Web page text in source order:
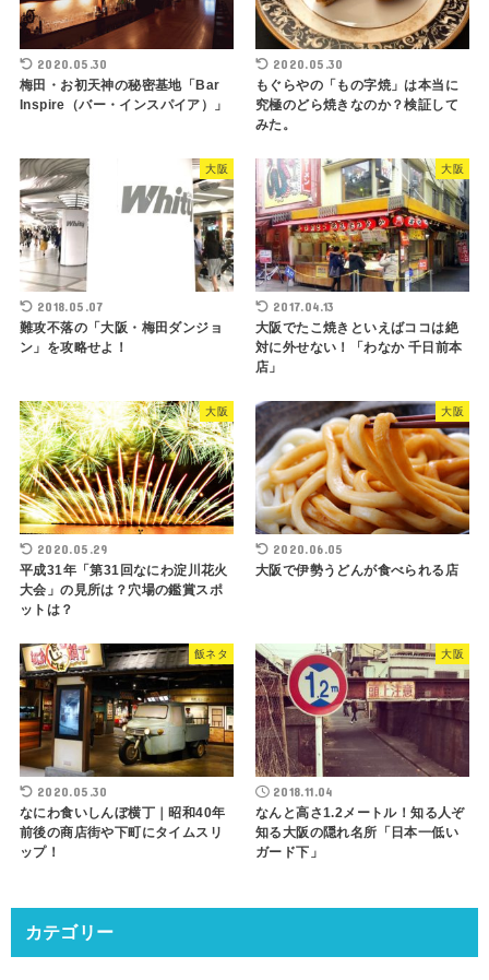
2020.05.30
梅田・お初天神の秘密基地「Bar
Inspire（バー・インスパイア）」
2020.05.30
もぐらやの「もの字焼」は本当に
究極のどら焼きなのか？検証して
みた。
大阪
2018.05.07
難攻不落の「大阪・梅田ダンジョ
ン」を攻略せよ！
大阪
2017.04.13
大阪でたこ焼きといえばココは絶
対に外せない！「わなか 千日前本
店」
大阪
2020.05.29
平成31年「第31回なにわ淀川花火
大会」の見所は？穴場の鑑賞スポ
ットは？
大阪
2020.06.05
大阪で伊勢うどんが食べられる店
飯ネタ
2020.05.30
なにわ食いしんぼ横丁｜昭和40年
前後の商店街や下町にタイムスリ
ップ！
大阪
2018.11.04
なんと高さ1.2メートル！知る人ぞ
知る大阪の隠れ名所「日本一低い
ガード下」
カテゴリー